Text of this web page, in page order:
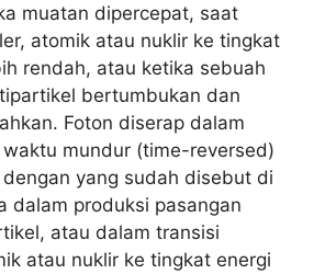
muatan dipercepat, saat
atomik atau nuklir ke tingkat
rendah, atau ketika sebuah
bertumbukan dan
Foton diserap dalam
mundur (time-reversed)
yang sudah disebut di
dalam produksi pasangan
atau dalam transisi
atau nuklir ke tingkat energi